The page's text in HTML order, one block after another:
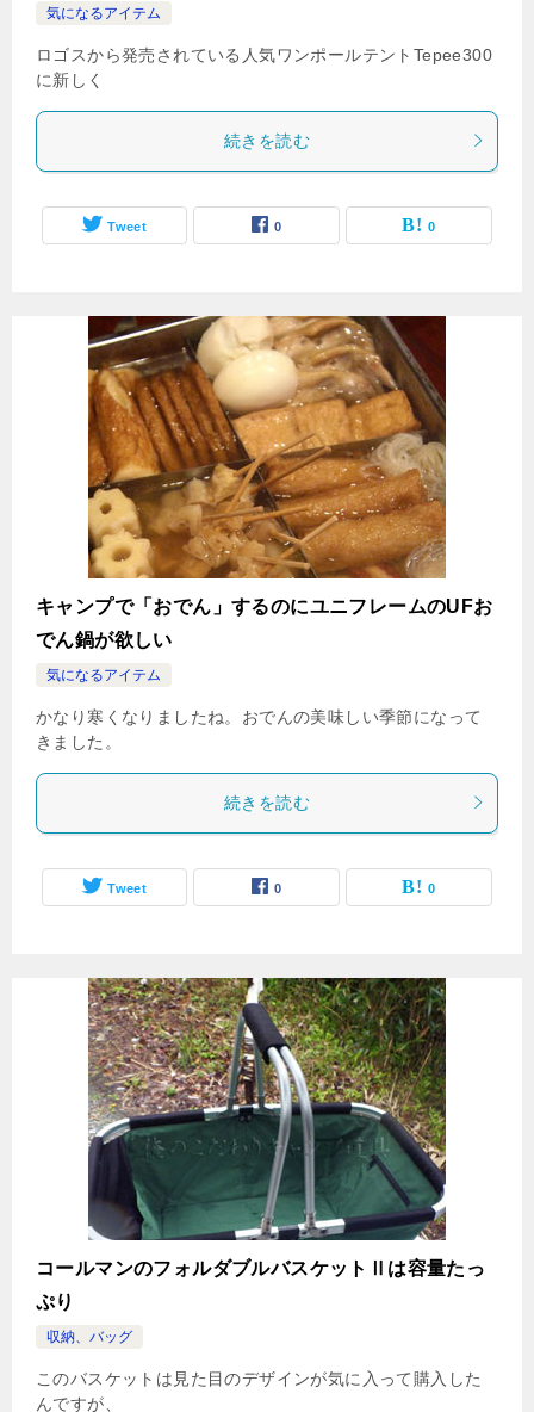
気になるアイテム
ロゴスから発売されている人気ワンポールテントTepee300
に新しく
続きを読む
Tweet 0 0
キャンプで「おでん」するのにユニフレームのUFお
でん鍋が欲しい
気になるアイテム
かなり寒くなりましたね。おでんの美味しい季節になって
きました。
続きを読む
Tweet 0 0
コールマンのフォルダブルバスケットⅡは容量たっ
ぷり
収納、バッグ
このバスケットは見た目のデザインが気に入って購入した
んですが、